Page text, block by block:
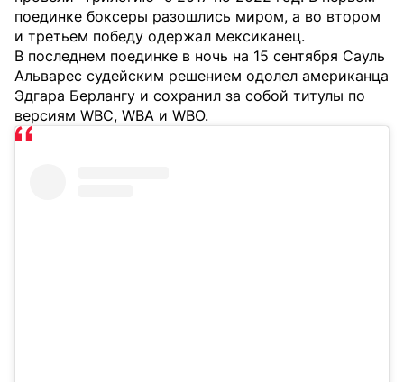
поединке боксеры разошлись миром, а во втором
и третьем победу одержал мексиканец.
В последнем поединке в ночь на 15 сентября Сауль
Альварес судейским решением одолел американца
Эдгара Берлангу и сохранил за собой титулы по
версиям WBC, WBA и WBO.